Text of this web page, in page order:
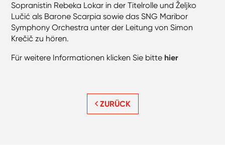
Sopranistin Rebeka Lokar in der Titelrolle und Željko
Lučić als Barone Scarpia sowie das SNG Maribor
Symphony Orchestra unter der Leitung von Simon
Krečič zu hören.
Für weitere Informationen klicken Sie bitte hier
ZURÜCK